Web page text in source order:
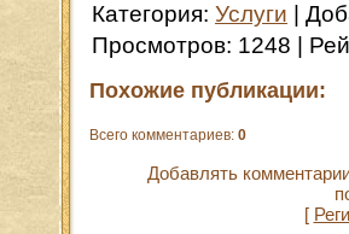
Категория: Услуги
Просмотров: 1248
Похожие публикации:
Всего комментариев: 0
Добавлять
[